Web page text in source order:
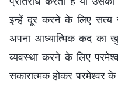
इन्हें दूर करने के लिए
अपना आध्यात्मिक कद का
व्यवस्था करने के लिए
सकारात्मक होकर परमेश्वर